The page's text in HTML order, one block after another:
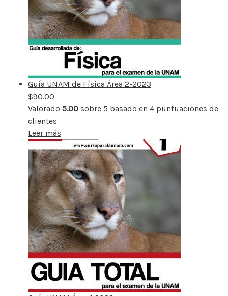
Guía UNAM de Física Área 2-2023
$90.00
Valorado 5.00 sobre 5 basado en 4 puntuaciones de
clientes
Leer más